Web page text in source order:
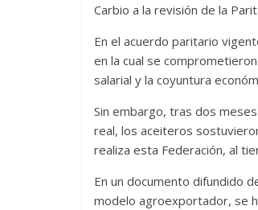
Carbio a la revisión de la
En el acuerdo paritario
en la cual se
salarial y la coyuntura
Sin embargo, tras dos
real, los aceiteros
realiza esta Federación, al
En un documento difundido
modelo agroexportador, se